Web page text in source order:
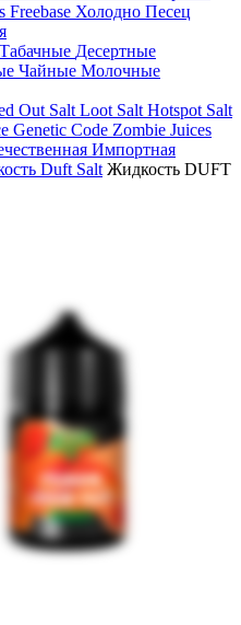
Freebase Холодно Песец
Табачные Десертные
Чайные Молочные
Out Salt Loot Salt Hotspot Salt
Genetic Code Zombie Juices
Импортная
Duft Salt Жидкость DUFT